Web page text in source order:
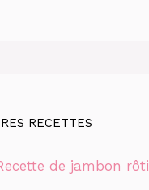
RECETTES
de jambon rôti